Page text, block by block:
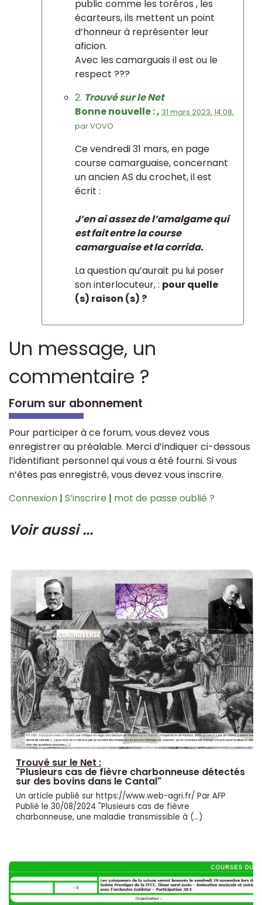
public comme les toréros , les
écarteurs, ils mettent un point
d’honneur à représenter leur
aficion.
Avec les camarguais il est ou le
respect ???
2. Trouvé sur le Net
Bonne nouvelle : , 31 mars 2023, 14:08,
parVOVO
Ce vendredi 31 mars, en page
course camarguaise, concernant
un ancien AS du crochet, il est
écrit :
J’en ai assez de l’amalgame qui
est fait entre la course
camarguaise et la corrida.
La question qu’aurait pu lui poser
son interlocuteur, : pour quelle
(s) raison (s) ?
Un message, un
commentaire ?
Forum sur abonnement
Pour participer à ce forum, vous devez vous
enregistrer au préalable. Merci d’indiquer ci-dessous
l’identifiant personnel qui vous a été fourni. Si vous
n’êtes pas enregistré, vous devez vous inscrire.
Connexion | S’inscrire | mot de passe oublié ?
Voir aussi ...
Trouvé sur le Net :
"Plusieurs cas de fièvre charbonneuse détectés
sur des bovins dans le Cantal"
Un article publié sur https://www.web-agri.fr/ Par AFP
Publié le 30/08/2024 "Plusieurs cas de fièvre
charbonneuse, une maladie transmissible à (…)